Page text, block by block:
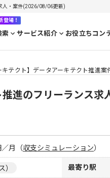
人・案件(2026/08/06更新)
登場！
索 サービス紹介 お役立ちコン
キテクト】データアーキテクト推進案
推進のフリーランス求
／月 （収支シミュレーション）
） 最寄り駅